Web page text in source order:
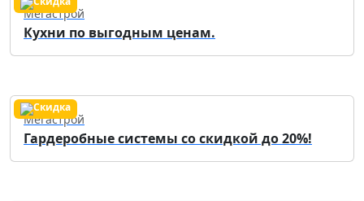
Мегастрой
Кухни по выгодным ценам.
Мегастрой
Гардеробные системы со скидкой до 20%!